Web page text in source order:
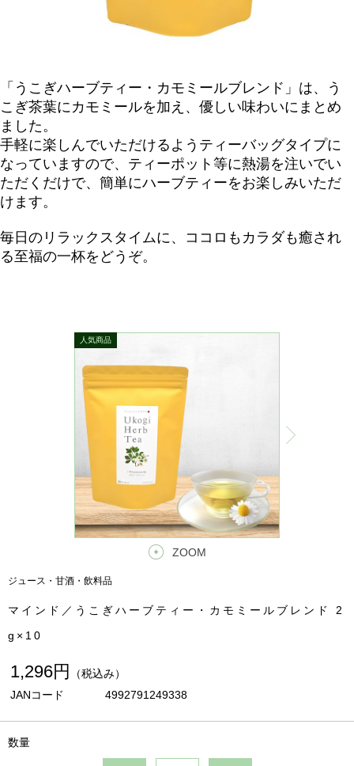
「うこぎハーブティー・カモミールブレンド」は、う
こぎ茶葉にカモミールを加え、優しい味わいにまとめ
ました。
手軽に楽しんでいただけるようティーバッグタイプに
なっていますので、ティーポット等に熱湯を注いでい
ただくだけで、簡単にハーブティーをお楽しみいただ
けます。
毎日のリラックスタイムに、ココロもカラダも癒され
る至福の一杯をどうぞ。
ZOOM
ジュース・甘酒・飲料品
マインド／うこぎハーブティー・カモミールブレンド 2
g×10
1,296円
（税込み）
JANコード
4992791249338
数量